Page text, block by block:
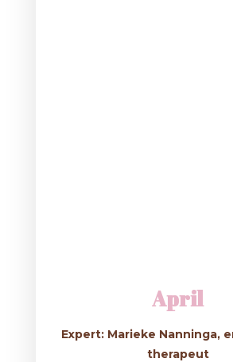
April
Expert: Marieke Nanninga,
therapeut